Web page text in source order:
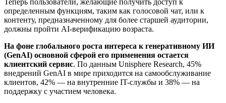
определенным функциям, таким как голосовой чат, или к
контенту, предназначенному для более старшей аудитории,
должны пройти AI-верификацию возраста.
На фоне глобального роста интереса к генеративному ИИ
(GenAI) основной сферой его применения остается
клиентский сервис. По данным Unisphere Research, 45%
внедрений GenAI в мире приходится на самообслуживание
клиентов, 42% — на внутренние IT-службы и 38% — на
поддержку с участием человека.